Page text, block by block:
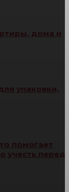
дома и
упаковки,
помогает
учесть перед